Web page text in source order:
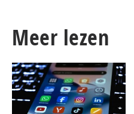
Meer lezen